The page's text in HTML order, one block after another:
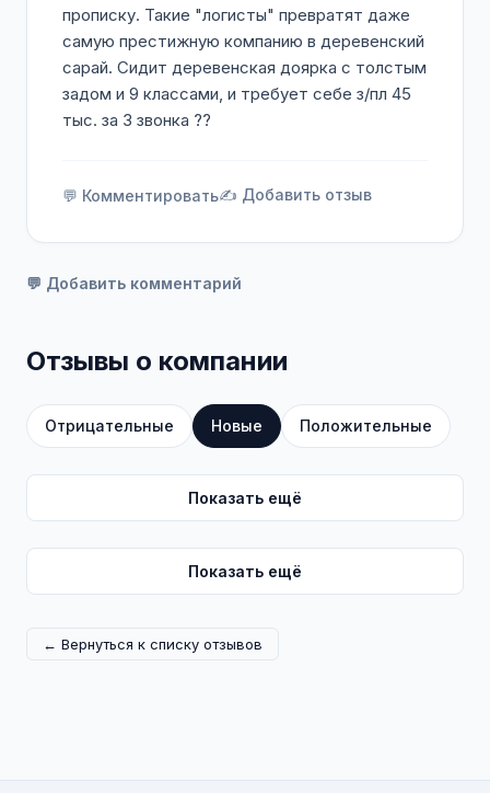
прописку. Такие "логисты" превратят даже
самую престижную компанию в деревенский
сарай. Сидит деревенская доярка с толстым
задом и 9 классами, и требует себе з/пл 45
тыс. за 3 звонка ??
💬 Комментировать✍️ Добавить отзыв
💬 Добавить комментарий
Отзывы о компании
Отрицательные Новые Положительные
Показать ещё
Показать ещё
← Вернуться к списку отзывов